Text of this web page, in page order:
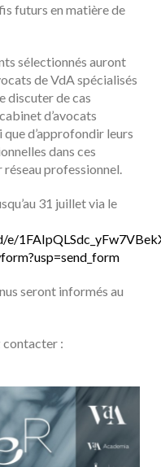
futurs en matière de
sélectionnés auront
de VdA spécialisés
discuter de cas
d’avocats
d’approfondir leurs
dans ces
professionnel.
31 juillet via le
seront informés au
contacter :